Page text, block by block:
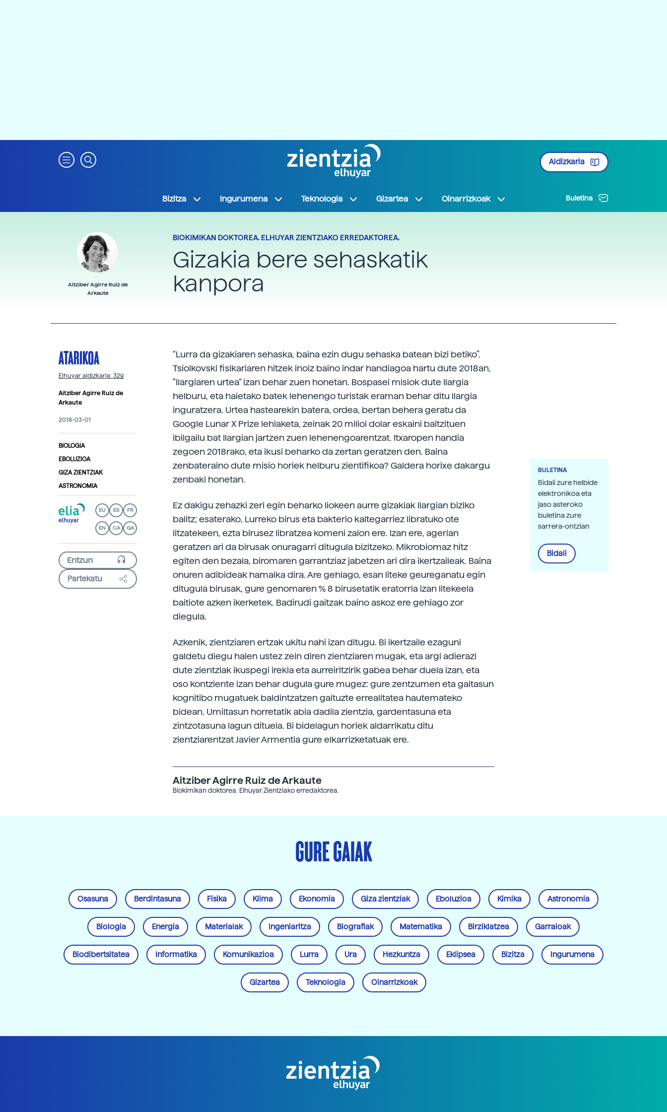
Aldizkaria
Bizitza Ingurumena Teknologia Gizartea Oinarrizkoak Buletina
Aitziber Agirre Ruiz de
Arkaute
BIOKIMIKAN DOKTOREA. ELHUYAR ZIENTZIAKO ERREDAKTOREA.
Gizakia bere sehaskatik
kanpora
ATARIKOA
Elhuyar aldizkaria: 329
Aitziber Agirre Ruiz de
Arkaute
2018-03-01
BIOLOGIA
EBOLUZIOA
GIZA ZIENTZIAK
ASTRONOMIA
EU ES FR
EN CA GA
Partekatu
“Lurra da gizakiaren sehaska, baina ezin dugu sehaska batean bizi betiko”.
Tsiolkovski fisikariaren hitzek inoiz baino indar handiagoa hartu dute 2018an,
“Ilargiaren urtea“ izan behar zuen honetan. Bospasei misiok dute Ilargia
helburu, eta haietako batek lehenengo turistak eraman behar ditu Ilargia
inguratzera. Urtea hastearekin batera, ordea, bertan behera geratu da
Google Lunar X Prize lehiaketa, zeinak 20 milioi dolar eskaini baitzituen
ibilgailu bat Ilargian jartzen zuen lehenengoarentzat. Itxaropen handia
zegoen 2018rako, eta ikusi beharko da zertan geratzen den. Baina
zenbateraino dute misio horiek helburu zientifikoa? Galdera horixe dakargu
zenbaki honetan.
Ez dakigu zehazki zeri egin beharko liokeen aurre gizakiak Ilargian biziko
balitz; esaterako, Lurreko birus eta bakterio kaltegarriez libratuko ote
litzatekeen, ezta birusez libratzea komeni zaion ere. Izan ere, agerian
geratzen ari da birusak onuragarri ditugula bizitzeko. Mikrobiomaz hitz
egiten den bezala, biromaren garrantziaz jabetzen ari dira ikertzaileak. Baina
onuren adibideak hamaika dira. Are gehiago, esan liteke geureganatu egin
ditugula birusak, gure genomaren % 8 birusetatik eratorria izan litekeela
baitiote azken ikerketek. Badirudi gaitzak baino askoz ere gehiago zor
diegula.
Azkenik, zientziaren ertzak ukitu nahi izan ditugu. Bi ikertzaile ezaguni
galdetu diegu haien ustez zein diren zientziaren mugak, eta argi adierazi
dute zientziak ikuspegi irekia eta aurreiritzirik gabea behar duela izan, eta
oso kontziente izan behar dugula gure mugez: gure zentzumen eta gaitasun
kognitibo mugatuek baldintzatzen gaituzte errealitatea hautemateko
bidean. Umiltasun horretatik abia dadila zientzia, gardentasuna eta
zintzotasuna lagun dituela. Bi bidelagun horiek aldarrikatu ditu
zientziarentzat Javier Armentia gure elkarrizketatuak ere.
Aitziber Agirre Ruiz de Arkaute
Biokimikan doktorea. Elhuyar Zientziako erredaktorea.
BULETINA
Bidali zure helbide
elektronikoa eta
jaso asteroko
buletina zure
sarrera-ontzian
Bidali
GURE GAIAK
Osasuna Berdintasuna Fisika Klima Ekonomia Giza zientziak Eboluzioa Kimika Astronomia
Biologia Energia Materialak Ingeniaritza Biografiak Matematika Birziklatzea Garraioak
Biodibertsitatea Informatika Komunikazioa Lurra Ura Hezkuntza Eklipsea Bizitza Ingurumena
Gizartea Teknologia Oinarrizkoak